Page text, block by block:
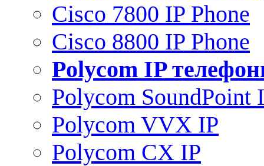
Cisco 7800 IP Phone
Cisco 8800 IP Phone
Polycom IP
Polycom SoundPoint
Polycom VVX IP
Polycom CX IP